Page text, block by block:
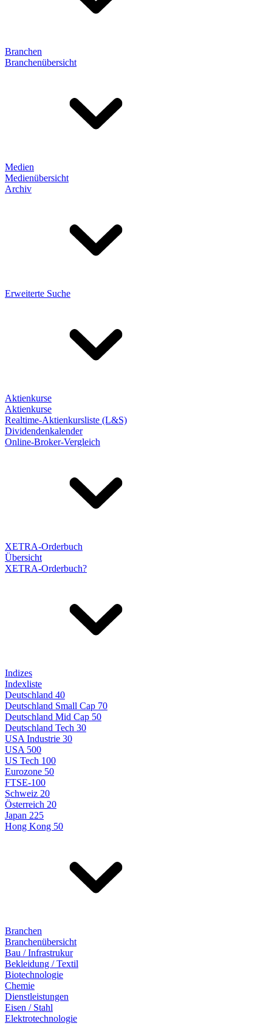
Branchen
Branchenübersicht
Medien
Medienübersicht
Archiv
Erweiterte Suche
Aktienkurse
Aktienkurse
Realtime-Aktienkursliste (L&S)
Dividendenkalender
Online-Broker-Vergleich
XETRA-Orderbuch
Übersicht
XETRA-Orderbuch?
Indizes
Indexliste
Deutschland 40
Deutschland Small Cap 70
Deutschland Mid Cap 50
Deutschland Tech 30
USA Industrie 30
USA 500
US Tech 100
Eurozone 50
FTSE-100
Schweiz 20
Österreich 20
Japan 225
Hong Kong 50
Branchen
Branchenübersicht
Bau / Infrastrukur
Bekleidung / Textil
Biotechnologie
Chemie
Dienstleistungen
Eisen / Stahl
Elektrotechnologie